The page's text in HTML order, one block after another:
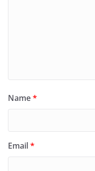
Name*
Email*